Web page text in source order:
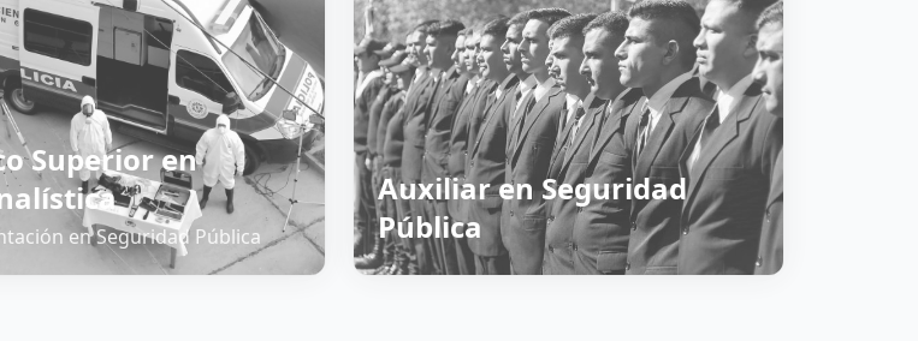
Superior en
en Seguridad Pública
Auxiliar en Seguridad
Pública